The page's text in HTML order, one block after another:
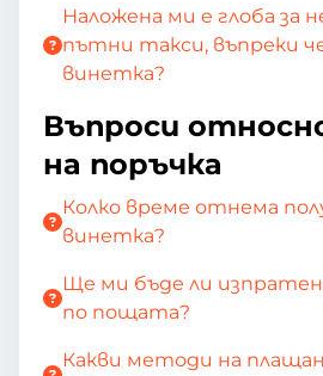
Наложена ми е глоба за
пътни такси, въпреки
винетка?
Въпроси
на поръчка
Колко време отнема
винетка?
Ще ми бъде ли
по пощата?
Какви методи на